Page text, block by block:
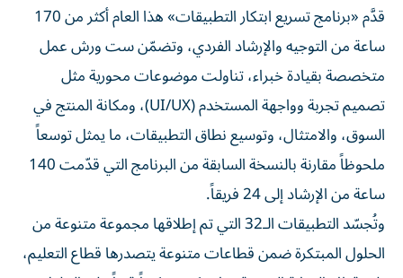
قدَّم «برنامج تسريع ابتكار التطبيقات» هذا العام أكثر من 170
ساعة من التوجيه والإرشاد الفردي، وتضمّن ست ورش عمل
متخصصة بقيادة خبراء، تناولت موضوعات محورية مثل
تصميم تجربة وواجهة المستخدم (UI/UX)، ومكانة المنتج في
السوق، والامتثال، وتوسيع نطاق التطبيقات، ما يمثل توسعاً
ملحوظاً مقارنة بالنسخة السابقة من البرنامج التي قدّمت 140
ساعة من الإرشاد إلى 24 فريقاً.
وتُجسّد التطبيقات الـ32 التي تم إطلاقها مجموعة متنوعة من
الحلول المبتكرة ضمن قطاعات متنوعة يتصدرها قطاع التعليم،